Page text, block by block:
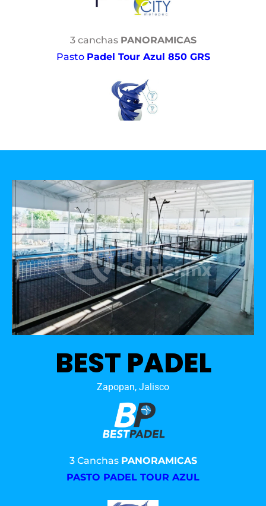
3 canchas PANORAMICAS
Pasto Padel Tour Azul 850 GRS
BEST PADEL
Zapopan, Jalisco
3 Canchas PANORAMICAS
PASTO PADEL TOUR AZUL